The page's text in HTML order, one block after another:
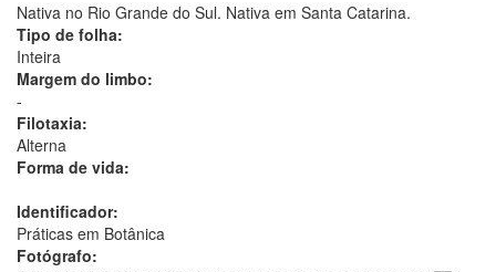
Nativa no Rio Grande do Sul. Nativa em Santa Catarina.
Tipo de folha:
Inteira
Margem do limbo:
-
Filotaxia:
Alterna
Forma de vida:
Identificador:
Práticas em Botânica
Fotógrafo: